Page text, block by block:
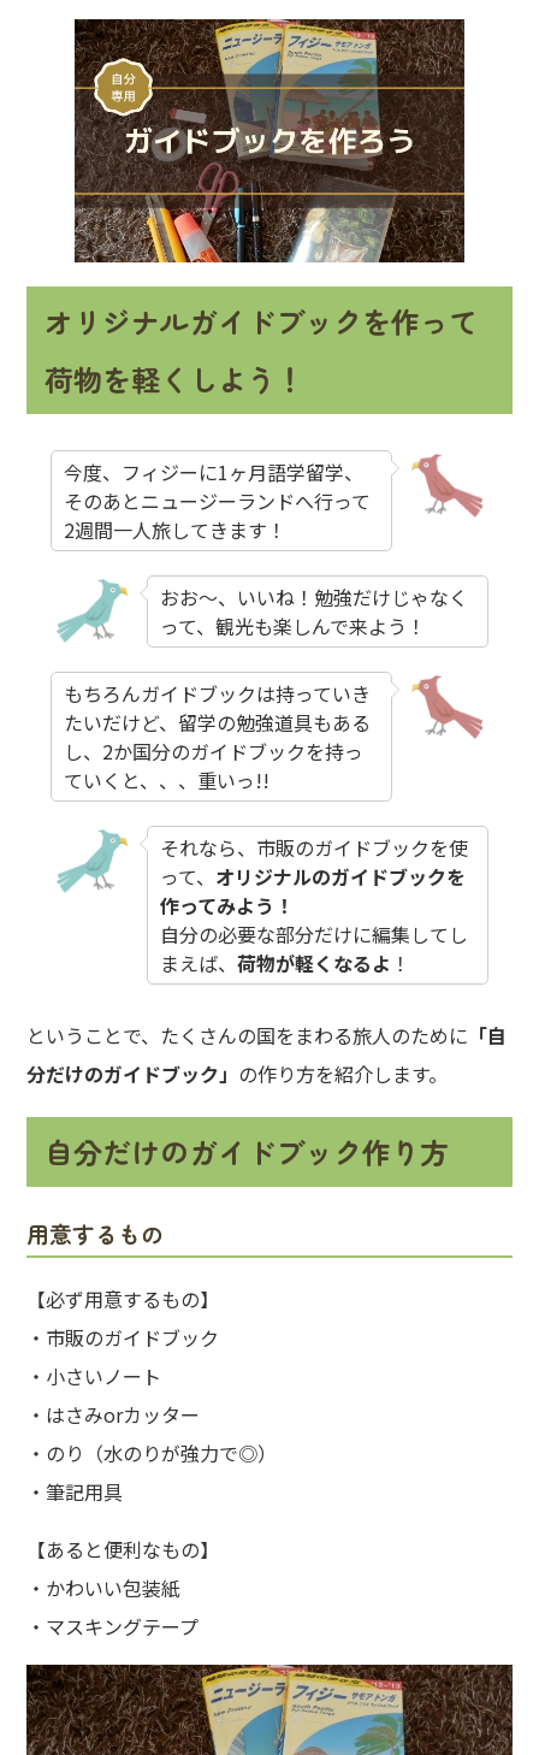
オリジナルガイドブックを作って
荷物を軽くしよう！
今度、フィジーに1ヶ月語学留学、
そのあとニュージーランドへ行って
2週間一人旅してきます！
おお～、いいね！勉強だけじゃなく
って、観光も楽しんで来よう！
もちろんガイドブックは持っていき
たいだけど、留学の勉強道具もある
し、2か国分のガイドブックを持っ
ていくと、、、重いっ!!
それなら、市販のガイドブックを使
って、 オリジナルのガイドブックを
作ってみよう！
自分の必要な部分だけに編集してし
まえば、荷物が軽くなるよ ！
ということで、たくさんの国をまわる旅人のために 「自
分だけのガイドブック」 の作り方を紹介します。
自分だけのガイドブック作り方
用意するもの
【必ず用意するもの】
・市販のガイドブック
・小さいノート
・はさみorカッター
・のり（水のりが強力で◎）
・筆記用具
【あると便利なもの】
・かわいい包装紙
・マスキングテープ